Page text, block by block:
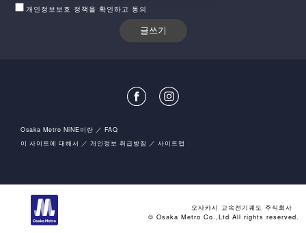
개인정보보호 정책을 확인하고 동의
Osaka Metro NiNE이란
FAQ
이 사이트에 대해서
개인정보 취급방침 사이트맵
오사카시 고속전기궤도 주식회사
© Osaka Metro Co.,Ltd All rights reserved.